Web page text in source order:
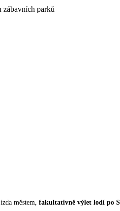
zábavních parků
městem, fakultativně výlet lodí po